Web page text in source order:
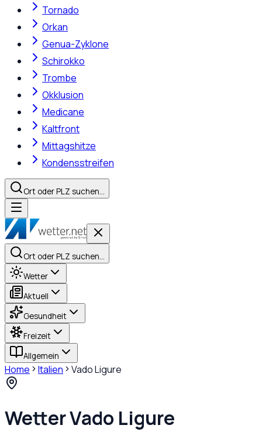
Tornado
Orkan
Genua-Zyklone
Schirokko
Trombe
Okklusion
Medicane
Kaltfront
Mittagshitze
Kondensstreifen
Ort oder PLZ suchen…
Ort oder PLZ suchen…
Wetter
Aktuell
Gesundheit
Freizeit
Allgemein
Home Italien Vado Ligure
WetterVado Ligure